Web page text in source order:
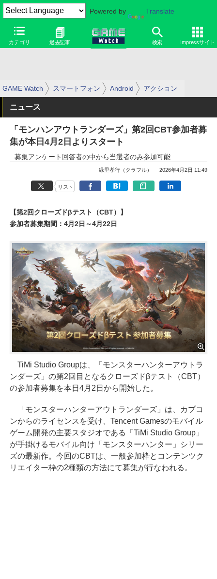
Powered by Translate
カテゴリ 過去記事 検索 Impressサイト
GAME Watch スマートフォン Android アクション
ニュース
「モンハンアウトランダーズ」第2回CBT参加者募
集が本日4月2日よりスタート
募集アンケート回答者の中から当選者のみ参加可能
緑里孝行（クラフル） 2026年4月2日 11:49
リスト
【第2回クローズドβテスト（CBT）】
参加者募集期間：4月2日～4月22日
TiMi Studio Groupは、「モンスターハンターアウトラ
ンダーズ」の第2回目となるクローズドβテスト（CBT）
の参加者募集を本日4月2日から開始した。
「モンスターハンターアウトランダーズ」は、カプコ
ンからのライセンスを受け、Tencent Gamesのモバイル
ゲーム開発の主要スタジオである「TiMi Studio Group」
が手掛けるモバイル向け「モンスターハンター」シリー
ズの最新作。今回のCBTは、一般参加枠とコンテンツク
リエイター枠の2種類の方法にて募集が行なわれる。